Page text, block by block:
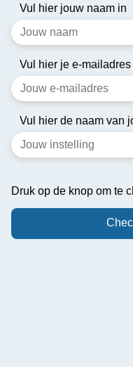
Vul hier jouw naam in
Vul hier je e-mailadres
Vul hier de naam van
Druk op de knop om te